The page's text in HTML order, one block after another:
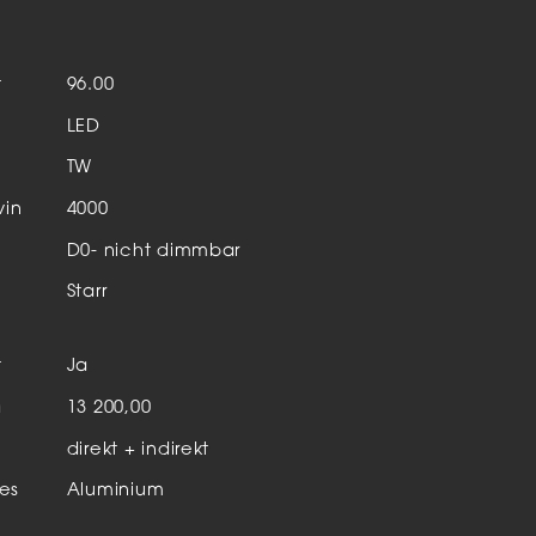
96.00
LED
TW
4000
D0- nicht dimmbar
Starr
Ja
13 200,00
direkt + indirekt
Aluminium